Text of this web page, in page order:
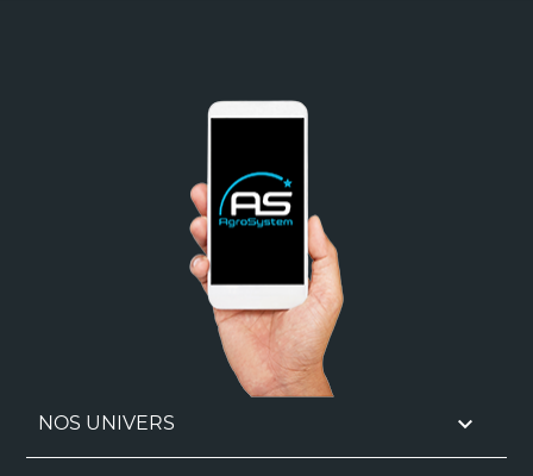
NOS UNIVERS 